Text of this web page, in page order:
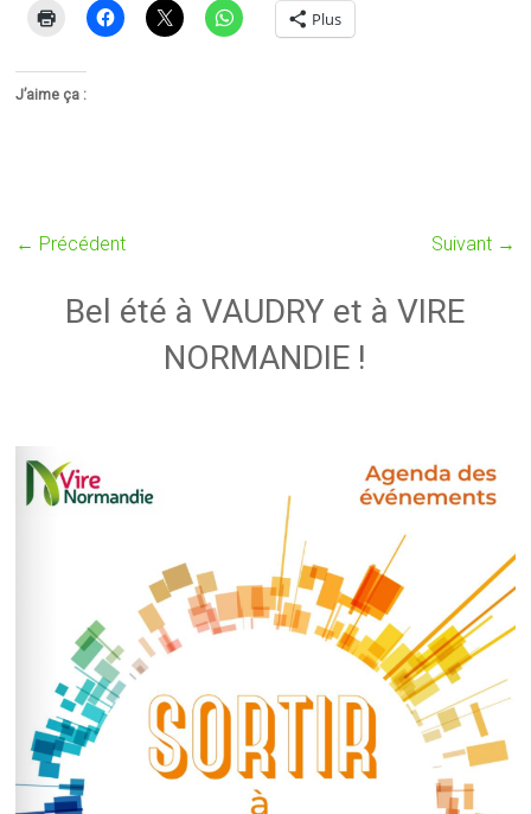
Plus
J’aime ça :
← Précédent Suivant →
Bel été à VAUDRY et à VIRE
NORMANDIE !